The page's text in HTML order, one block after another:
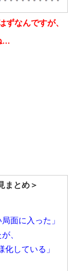
ずなんですが、
…
まとめ＞
面に入った」
、
している」